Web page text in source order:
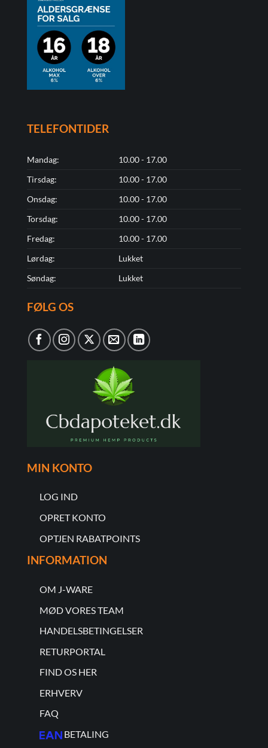
TELEFONTIDER
Mandag:
10.00 - 17.00
Tirsdag:
10.00 - 17.00
Onsdag:
10.00 - 17.00
Torsdag:
10.00 - 17.00
Fredag:
10.00 - 17.00
Lørdag:
Lukket
Søndag:
Lukket
FØLG OS
MIN KONTO
LOG IND
OPRET KONTO
OPTJEN RABATPOINTS
INFORMATION
OM J-WARE
MØD VORES TEAM
HANDELSBETINGELSER
RETURPORTAL
FIND OS HER
ERHVERV
FAQ
BETALING